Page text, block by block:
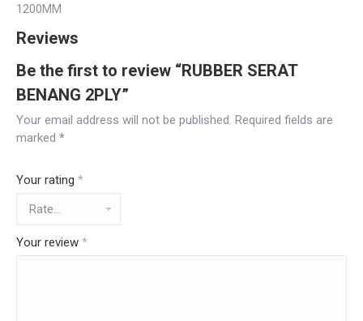
1200MM
Reviews
Be the first to review “RUBBER SERAT
BENANG 2PLY”
Your email address will not be published. Required fields are
marked *
Your rating *
Your review *